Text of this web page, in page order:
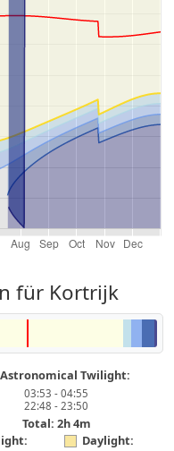
für Kortrijk
Astronomical Twilight:
03:53 - 04:55
22:48 - 23:50
Total: 2h 4m
Daylight: